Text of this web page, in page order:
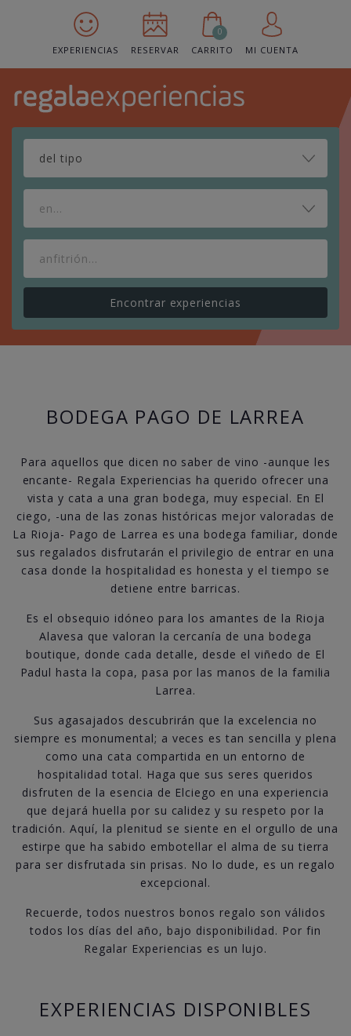
EXPERIENCIAS RESERVAR
0
CARRITO
MI CUENTA
en...
BODEGA PAGO DE LARREA
Para aquellos que dicen no saber de vino -aunque les
encante- Regala Experiencias ha querido ofrecer una
vista y cata a una gran bodega, muy especial. En El
ciego, -una de las zonas históricas mejor valoradas de
La Rioja- Pago de Larrea es una bodega familiar, donde
sus regalados disfrutarán el privilegio de entrar en una
casa donde la hospitalidad es honesta y el tiempo se
detiene entre barricas.
Es el obsequio idóneo para los amantes de la Rioja
Alavesa que valoran la cercanía de una bodega
boutique, donde cada detalle, desde el viñedo de El
Padul hasta la copa, pasa por las manos de la familia
Larrea.
Sus agasajados descubrirán que la excelencia no
siempre es monumental; a veces es tan sencilla y plena
como una cata compartida en un entorno de
hospitalidad total. Haga que sus seres queridos
disfruten de la esencia de Elciego en una experiencia
que dejará huella por su calidez y su respeto por la
tradición. Aquí, la plenitud se siente en el orgullo de una
estirpe que ha sabido embotellar el alma de su tierra
para ser disfrutada sin prisas. No lo dude, es un regalo
excepcional.
Recuerde, todos nuestros bonos regalo son válidos
todos los días del año, bajo disponibilidad. Por fin
Regalar Experiencias es un lujo.
EXPERIENCIAS DISPONIBLES